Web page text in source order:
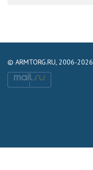
© ARMTORG.RU, 2006-2026